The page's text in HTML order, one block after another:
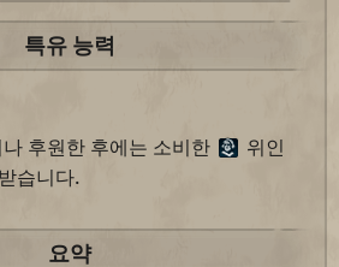
특유 능력
후원한 후에는 소비한
위인
습니다.
요약